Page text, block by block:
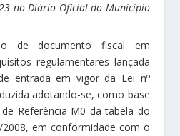
no Diário Oficial do Município
de documento fiscal em
regulamentares lançada
entrada em vigor da Lei nº
adotando-se, como base
Referência M0 da tabela do
2008, em conformidade com o